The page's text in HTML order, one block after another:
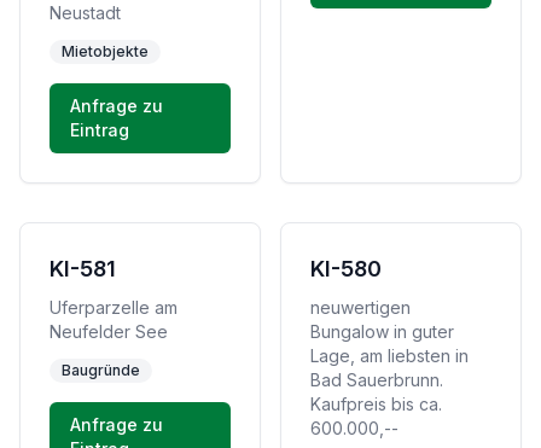
Neustadt
Mietobjekte
Anfrage zu
Eintrag
KI-581
Uferparzelle am
Neufelder See
Baugründe
Anfrage zu
KI-580
neuwertigen
Bungalow in guter
Lage, am liebsten in
Bad Sauerbrunn.
Kaufpreis bis ca.
600.000,--